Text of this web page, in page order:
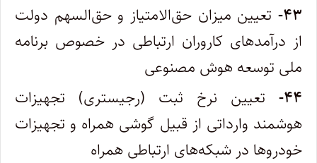
۴۳- تعیین میزان حق‌الامتیاز و حق‌السهم دولت
از درآمدهای کاروران ارتباطی در خصوص برنامه
ملی توسعه هوش مصنوعی
۴۴-
تعیین نرخ ثبت (رجیستری) تجهیزات
هوشمند وارداتی از قبیل گوشی همراه و تجهیزات
خودروها در شبکه‌های ارتباطی همراه